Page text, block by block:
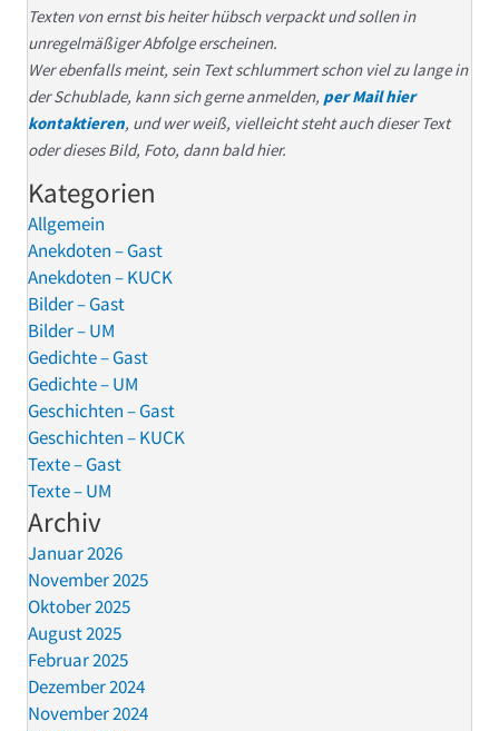
Texten von ernst bis heiter hübsch verpackt und sollen in
unregelmäßiger Abfolge erscheinen.
Wer ebenfalls meint, sein Text schlummert schon viel zu lange in
der Schublade, kann sich gerne anmelden, per Mail hier
kontaktieren, und wer weiß, vielleicht steht auch dieser Text
oder dieses Bild, Foto, dann bald hier.
Kategorien
Allgemein
Anekdoten – Gast
Anekdoten – KUCK
Bilder – Gast
Bilder – UM
Gedichte – Gast
Gedichte – UM
Geschichten – Gast
Geschichten – KUCK
Texte – Gast
Texte – UM
Archiv
Januar 2026
November 2025
Oktober 2025
August 2025
Februar 2025
Dezember 2024
November 2024